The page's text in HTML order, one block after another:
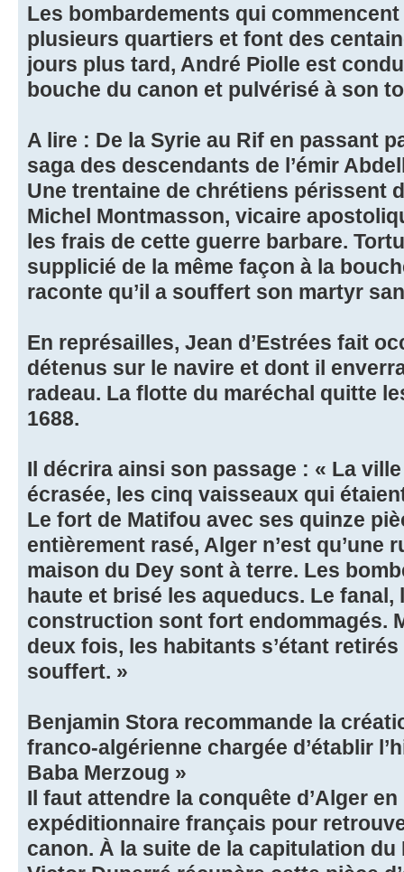
Les bombardements qui
plusieurs quartiers et font des
jours plus tard, André Piolle est
bouche du canon et pulvérisé à son
A lire : De la Syrie au Rif en passant
saga des descendants de l’émir
Une trentaine de chrétiens périssent
Michel Montmasson, vicaire
les frais de cette guerre barbare.
supplicié de la même façon à la
raconte qu’il a souffert son martyr
En représailles, Jean d’Estrées fait
détenus sur le navire et dont il
radeau. La flotte du maréchal quitte
1688.
Il décrira ainsi son passage : « La
écrasée, les cinq vaisseaux qui
Le fort de Matifou avec ses quinze
entièrement rasé, Alger n’est qu’une
maison du Dey sont à terre. Les
haute et brisé les aqueducs. Le fanal,
construction sont fort endommagés.
deux fois, les habitants s’étant
souffert. »
Benjamin Stora recommande la
franco-algérienne chargée d’établir
Baba Merzoug »
Il faut attendre la conquête d’Alger
expéditionnaire français pour
canon. À la suite de la capitulation du